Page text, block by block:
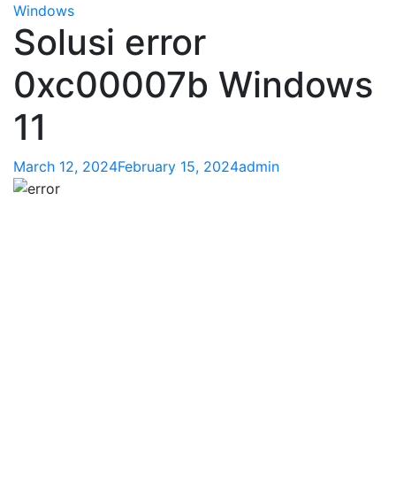
Windows
Solusi error
0xc00007b Windows
11
March 12, 2024February 15, 2024admin